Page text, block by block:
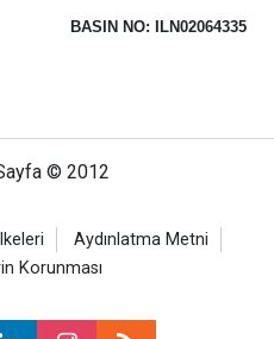
BASIN NO: ILN02064335
© 2012
Aydınlatma Metni
Korunması